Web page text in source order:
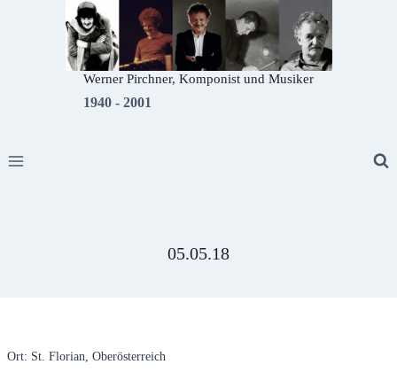
Werner Pirchner, Komponist und Musiker
1940 - 2001
05.05.18
Ort: St. Florian, Oberösterreich